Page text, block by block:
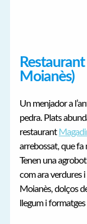
Moianès)
Un menjador a
pedra. Plats
restaurant
arrebossat, que fa
Tenen una
com ara verdures
Moianès, dolços
llegum i